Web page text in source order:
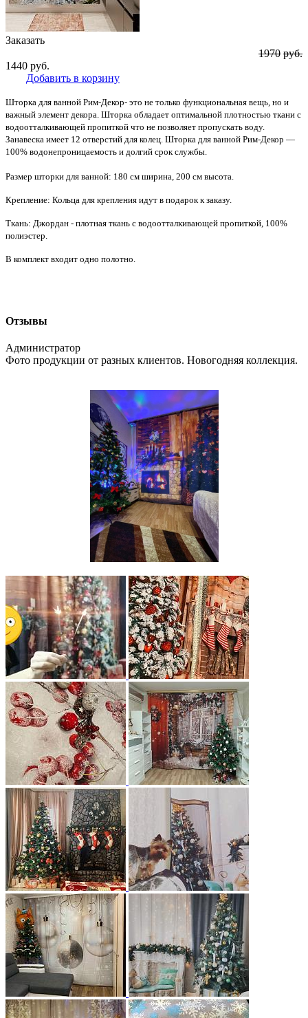
Заказать
1970 руб.
1440 руб.
Добавить в корзину
Шторка для ванной Рим-Декор- это не только функциональная вещь, но и
важный элемент декора. Шторка обладает оптимальной плотностью ткани с
водоотталкивающей пропиткой что не позволяет пропускать воду.
Занавеска имеет 12 отверстий для колец. Шторка для ванной Рим-Декор —
100% водонепроницаемость и долгий срок службы.
Размер шторки для ванной: 180 см ширина, 200 см высота.
Крепление: Кольца для крепления идут в подарок к заказу.
Ткань: Джордан - плотная ткань с водоотталкивающей пропиткой, 100%
полиэстер.
В комплект входит одно полотно.
Отзывы
Администратор
Фото продукции от разных клиентов. Новогодняя коллекция.